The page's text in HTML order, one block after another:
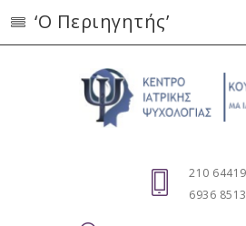
‘Ο Περιηγητής’
210
6936